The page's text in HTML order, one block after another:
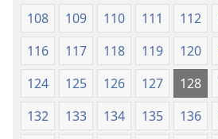
108
109 110 111 112
116
117 118 119 120
124
125 126 127 128
132
133 134 135 136